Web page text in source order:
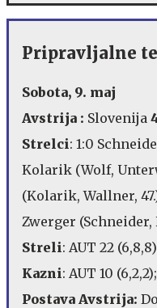
Pripravljalne
Sobota, 9. maj
Avstrija : Slovenija
Strelci: 1:0
Kolarik (Wolf,
(Kolarik, Wallner,
Zwerger (Schneider,
Streli: AUT 22
Kazni: AUT 10
Postava Avstrija: